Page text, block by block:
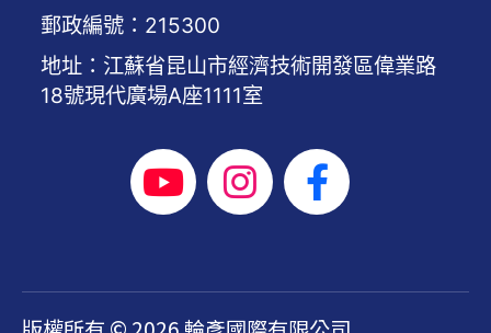
郵政編號：215300
地址：江蘇省昆山市經濟技術開發區偉業路
18號現代廣場A座1111室